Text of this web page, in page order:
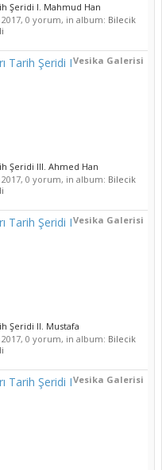
Şeridi I. Mahmud Han
, 0 yorum, in album: Bilecik
Vesika Galerisi
Tarih Şeridi I
Şeridi III. Ahmed Han
, 0 yorum, in album: Bilecik
Vesika Galerisi
Tarih Şeridi I
Şeridi II. Mustafa
, 0 yorum, in album: Bilecik
Vesika Galerisi
Tarih Şeridi I